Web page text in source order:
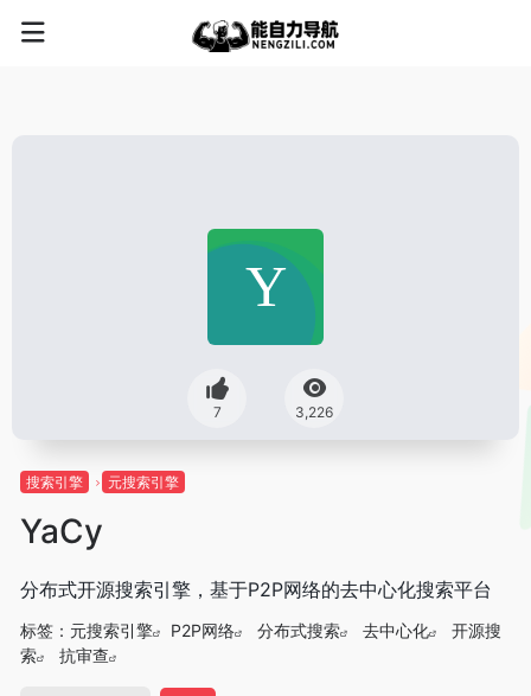
7 3,226
搜索引擎 元搜索引擎
YaCy
分布式开源搜索引擎，基于P2P网络的去中心化搜索平台
标签： 元搜索引擎 P2P网络 分布式搜索 去中心化
开源搜
索
抗审查